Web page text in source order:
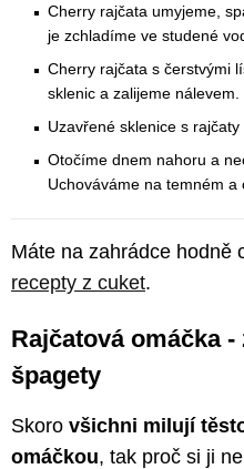
Cherry rajčata umyjeme,
je zchladíme ve studené
Cherry rajčata s čerstvými
sklenic a zalijeme nálevem.
Uzavřené sklenice s
Otočíme dnem nahoru a
Uchováváme na temném a
Máte na zahrádce hodně
recepty z cuket.
Rajčatová omáčka
špagety
Skoro všichni milují
omáčkou, tak proč si ji